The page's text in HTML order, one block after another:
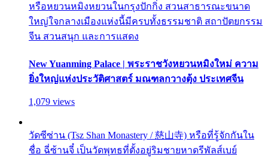
หรือหยวนหมิงหยวนในกรุงปักกิ่ง สวนสาธารณะขนาด
ใหญ่ใจกลางเมืองแห่งนี้มีครบทั้งธรรมชาติ สถาปัตยกรรม
จีน สวนสนุก และการแสดง
New Yuanming Palace | พระราชวังหยวนหมิงใหม่ ความ
ยิ่งใหญ่แห่งประวัติศาสตร์ มณฑลกวางตุ้ง ประเทศจีน
1,079 views
วัดซีซ่าน (Tsz Shan Monastery / 慈山寺) หรือที่รู้จักกันใน
ชื่อ ฉี่ซ้านจี๋ เป็นวัดพุทธที่ตั้งอยู่ริมชายหาดรีพัลส์เบย์